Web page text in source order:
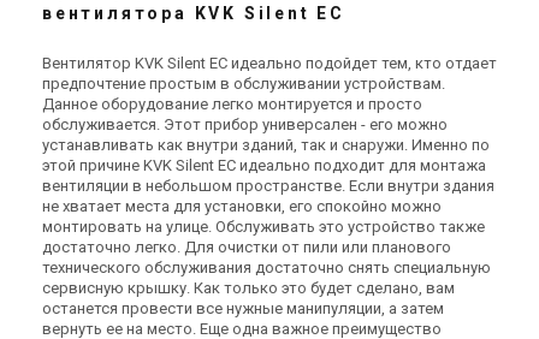
Канальный вентилятор
Systemair KVK Slim 250
Цена
32 001 грн49 232 грн
Купить
Канальный вентилятор
Systemair KVK Slim 315
Цена
52 249 грн80 383 грн
Купить
Оставить отзыв
Акция
Оставить отзыв
Акция
вентилятора KVK Silent EC
Вентилятор KVK Silent EC идеально подойдет тем, кто отдает
предпочтение простым в обслуживании устройствам.
Данное оборудование легко монтируется и просто
обслуживается. Этот прибор универсален - его можно
устанавливать как внутри зданий, так и снаружи. Именно по
этой причине KVK Silent EC идеально подходит для монтажа
вентиляции в небольшом пространстве. Если внутри здания
не хватает места для установки, его спокойно можно
монтировать на улице. Обслуживать это устройство также
достаточно легко. Для очистки от пили или планового
технического обслуживания достаточно снять специальную
сервисную крышку. Как только это будет сделано, вам
останется провести все нужные манипуляции, а затем
вернуть ее на место. Еще одна важное преимущество